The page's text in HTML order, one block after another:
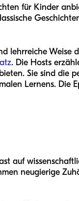
für Kinder
lehrreiche Weise
. Die Hosts
Sie sind die
Lernens. Die
auf
neugierige